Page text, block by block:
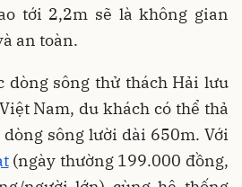
tới 2,2m sẽ là không gian
an toàn.
dòng sông thử thách Hải lưu
Nam, du khách có thể thả
sông lười dài 650m. Với
(ngày thường 199.000 đồng,